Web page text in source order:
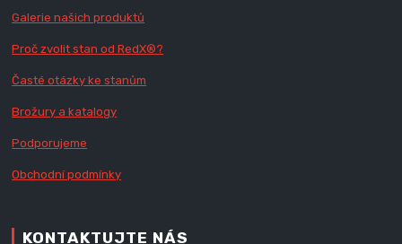
Galerie našich produktů
Proč zvolit stan od RedX®?
Časté otázky ke stanům
Brožury a katalogy
Podporujeme
Obchodní podmínky
KONTAKTUJTE NÁS